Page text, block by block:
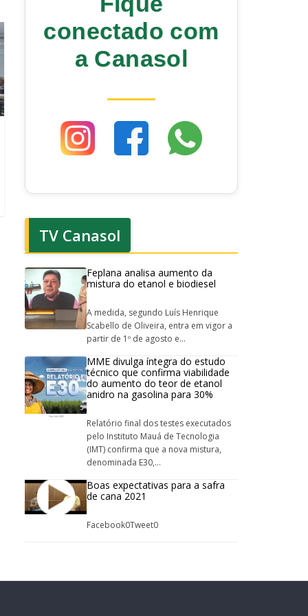
conectado com
a Canasol
TV Canasol
Feplana analisa aumento da
mistura do etanol e biodiesel
A medida, segundo Luís Henrique
Scabello de Oliveira, entra em vigor a
partir de 1º de agosto e...
MME divulga íntegra do estudo
técnico que confirma viabilidade
do aumento do teor de etanol
anidro na gasolina para 30%
Relatório final dos testes executados
pelo Instituto Mauá de Tecnologia
(IMT) confirma que a nova mistura,
denominada E30,...
Boas expectativas para a safra
de cana 2021
Facebook0Tweet0